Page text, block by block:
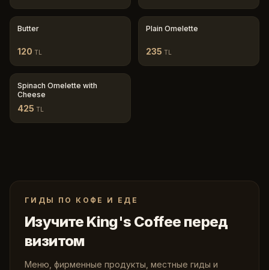
Butter
120 TL
Plain Omelette
235 TL
Spinach Omelette with
Cheese
425 TL
ГИДЫ ПО КОФЕ И ЕДЕ
Изучите King's Coffee перед
визитом
Меню, фирменные продукты, местные гиды и